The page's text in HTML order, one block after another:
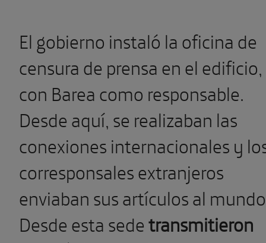
El gobierno instaló la oficina de
censura de prensa en el edificio,
con Barea como responsable.
Desde aquí, se realizaban las
conexiones internacionales y
corresponsales extranjeros
enviaban sus artículos al
Desde esta sedetransmitieron